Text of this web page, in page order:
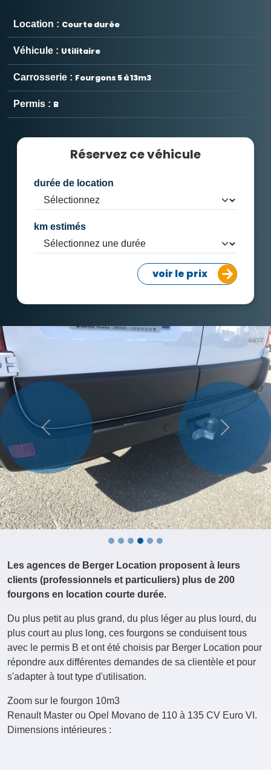
Location : Courte durée
Véhicule : Utilitaire
Carrosserie : Fourgons 5 à 13m3
Permis : B
Réservez ce véhicule
durée de location
km estimés
voir le prix
Précédent Suivant
Les agences de Berger Location proposent à leurs
clients (professionnels et particuliers) plus de 200
fourgons en location courte durée.
Du plus petit au plus grand, du plus léger au plus lourd, du
plus court au plus long, ces fourgons se conduisent tous
avec le permis B et ont été choisis par Berger Location pour
répondre aux différentes demandes de sa clientèle et pour
s'adapter à tout type d'utilisation.
Zoom sur le fourgon 10m3
Renault Master ou Opel Movano de 110 à 135 CV Euro VI.
Dimensions intérieures :